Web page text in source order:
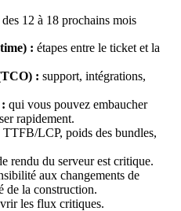
12 à 18 prochains mois
: étapes entre le ticket et la
: support, intégrations,
qui vous pouvez embaucher
rapidement.
TTFB/LCP, poids des bundles,
rendu du serveur est critique.
aux changements de
de la construction.
les flux critiques.